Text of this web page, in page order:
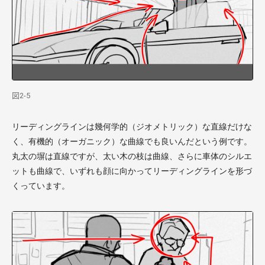
図2-5
リーディングラインは幾何学的（ジオメトリック）な直線だけな
く、有機的（オーガニック）な曲線でも良いんだという例です。
丸太の塀は直線ですが、太い木の枝は曲線、さらに車体のシルエ
ットも曲線で、いずれも顔に向かってリーディングラインを形づ
くっています。